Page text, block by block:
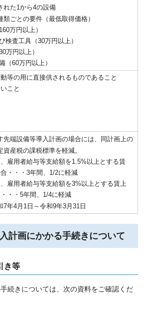
れた1から4の設備
ごとの要件（最低取得価格）
万円以上）
検査工具（30万円以上）
万円以上）
（60万円以上）
等の用に直接供されるものであること
こと
先端設備等導入計画の場合には、同計画上の
資産税の課税標準を軽減。
雇用者給与等支給額を1.5%以上とする賃
合・・・3年間、1/2に軽減
雇用者給与等支給額を3%以上とする賃上
・・5年間、1/4に軽減
年4月1日～令和9年3月31日
計画にかかる手続きについて
き等
続きについては、次の資料をご確認くだ